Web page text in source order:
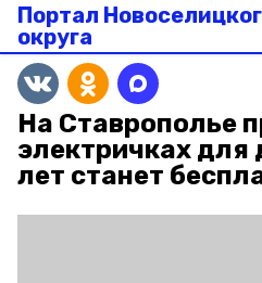
Портал
округа
На Ставрополье
электричках для
лет станет